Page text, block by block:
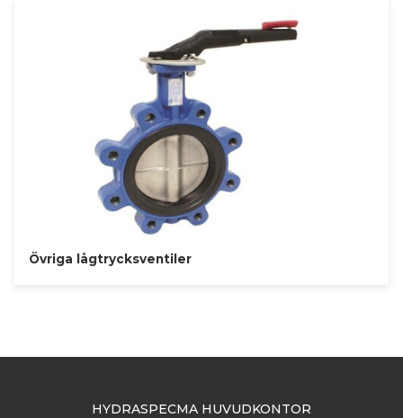
Övriga lågtrycksventiler
HYDRASPECMA HUVUDKONTOR